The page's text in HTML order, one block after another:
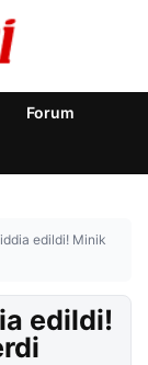
Forum
iddia edildi! Minik
edildi!